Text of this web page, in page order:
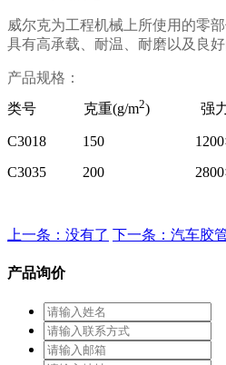
威尔克为工程机械上所使用的零
具有高承载、耐温、耐磨 以及 良
产品规格：
类号 克重(g/m2) 强
C3018 150
C3035 200
上一条：没有了 下一条：汽车胶
产品询价